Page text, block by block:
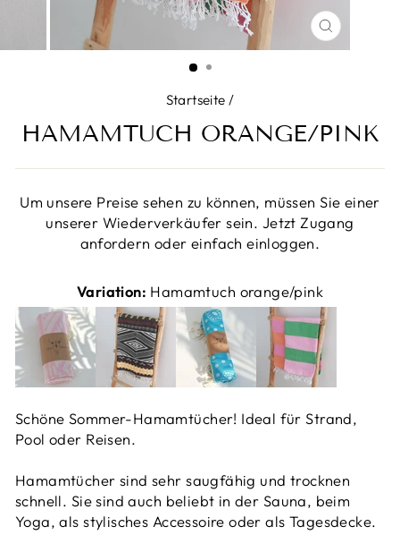
ESC)
Startseite /
HAMAMTUCH ORANGE/PINK
Um unsere Preise sehen zu können, müssen Sie einer
unserer Wiederverkäufer sein. Jetzt Zugang
anfordern oder einfach einloggen.
Variation: Hamamtuch orange/pink
Schöne Sommer-Hamamtücher! Ideal für Strand,
Pool oder Reisen.
Hamamtücher sind sehr saugfähig und trocknen
schnell. Sie sind auch beliebt in der Sauna, beim
Yoga, als stylisches Accessoire oder als Tagesdecke.